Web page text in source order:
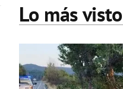
Lo más visto